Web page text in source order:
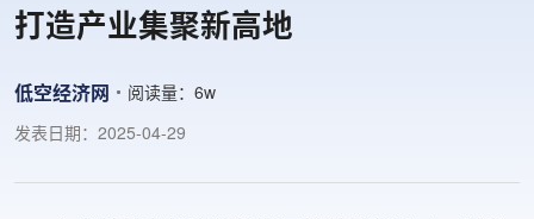
打造产业集聚新高地
低空经济网 阅读量： 6w
发表日期：2025-04-29